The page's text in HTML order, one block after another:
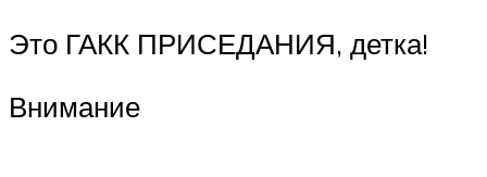
Это ГАКК ПРИСЕДАНИЯ, детка!
Внимание